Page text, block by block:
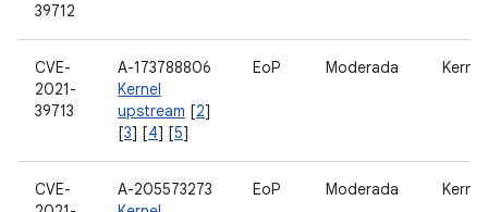
39712
CVE-
2021-
39713
A-173788806
Kernel
upstream [2]
[3] [4] [5]
EoP Moderada Kernel
CVE-
A-205573273
EoP Moderada Kernel